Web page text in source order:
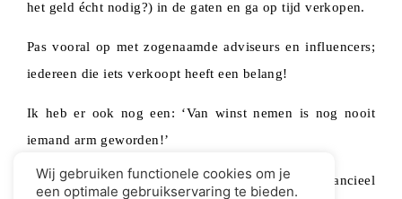
het geld écht nodig?) in de gaten en ga op tijd verkopen.
Pas vooral op met zogenaamde adviseurs en influencers;
iedereen die iets verkoopt heeft een belang!
Ik heb er ook nog een: ‘Van winst nemen is nog nooit
iemand arm geworden!’
Fons de BildeCFP MFP is onafhankelijk financieel
Wij gebruiken functionele cookies om je
een optimale gebruikservaring te bieden.